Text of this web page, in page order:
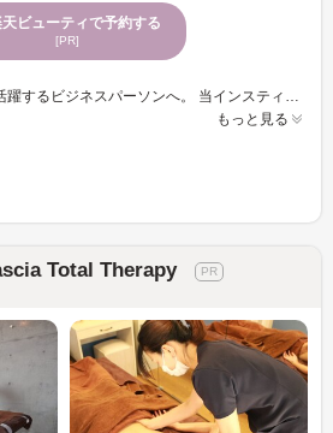
ビューティで予約する
[PR]
【恵比寿駅2分】第一線で活躍するビジネスパーソンへ。 当インスティチュートは、大人の男の「顔」を極め、さらに「体型」までを1箇所で最適化する完全個室の総合メンズサロンです。 ■ 40年の知見が詰まった3つの独自アプローチ 本格メンズフェイシャル（肌質改善・リフトアップ） 「老け見え」の原因となるたるみや肌の疲れを、プロの技術で根本からケア。ビジネスパーソンに必須の清潔感と若々しさを継続的に保ちます。 印象を操る「精密眉・ビジネスメイク」 フェイシャルで整えたベースに、AI顔分析を用いた精密な眉デザインと、クマや青髭を自然にカバーする大人のビジネスメイク（印象補正）で、知性と品格を瞬時に引き出します。 TM3による科学的な「肉体設計」 顔の印象を引き上げた後は、寝たまま深層筋を鍛える最新機器で運動不足の体を最短で引き締めます。 担当はメンズ美容のDIMEやメンズビューティで発信しているISSEY。貴方の外見を責任を持ってマネジメントします。
もっと見る
Total Therapy